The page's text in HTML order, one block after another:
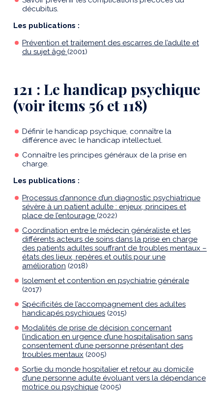
décubitus.
Les publications :
Prévention et traitement des escarres de l’adulte et
du sujet âgé (2001)
121 : Le handicap psychique
(voir items 56 et 118)
Définir le handicap psychique, connaître la
différence avec le handicap intellectuel.
Connaître les principes généraux de la prise en
charge.
Les publications :
Processus d’annonce d’un diagnostic psychiatrique
sévère à un patient adulte : enjeux, principes et
place de l’entourage (2022)
Coordination entre le médecin généraliste et les
différents acteurs de soins dans la prise en charge
des patients adultes souffrant de troubles mentaux –
états des lieux, repères et outils pour une
amélioration (2018)
Isolement et contention en psychiatrie générale
(2017)
Spécificités de l’accompagnement des adultes
handicapés psychiques (2015)
Modalités de prise de décision concernant
l’indication en urgence d’une hospitalisation sans
consentement d’une personne présentant des
troubles mentaux (2005)
Sortie du monde hospitalier et retour au domicile
d’une personne adulte évoluant vers la dépendance
motrice ou psychique (2005)